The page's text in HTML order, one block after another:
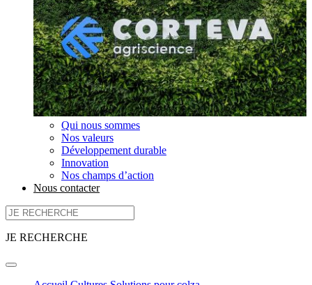
Qui nous sommes
Nos valeurs
Développement durable
Innovation
Nos champs d’action
Nous contacter
JE RECHERCHE